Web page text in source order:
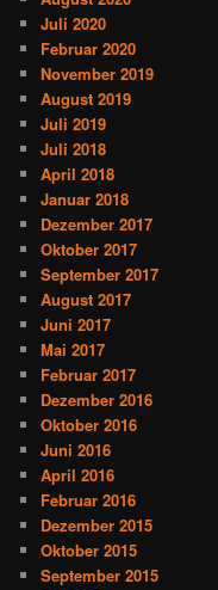
Juli 2020
Februar 2020
November 2019
August 2019
Juli 2019
Juli 2018
April 2018
Januar 2018
Dezember 2017
Oktober 2017
September 2017
August 2017
Juni 2017
Mai 2017
Februar 2017
Dezember 2016
Oktober 2016
Juni 2016
April 2016
Februar 2016
Dezember 2015
Oktober 2015
September 2015